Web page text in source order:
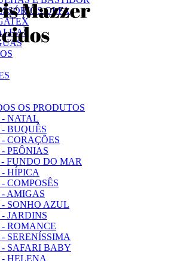
OLFA
OS PRODUTOS
- NATAL
- BUQUÊS
CORAÇÕES
PEÔNIAS
- FUNDO DO MAR
- HÍPICA
COMPOSÊS
- AMIGAS
- SONHO AZUL
- JARDINS
- ROMANCE
SERENÍSSIMA
- SAFARI BABY
- HELENA